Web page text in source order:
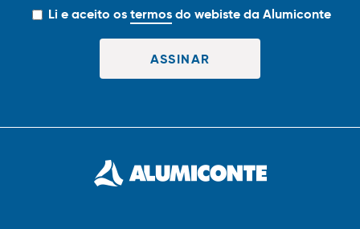
Li e aceito ostermosdo webiste da Alumiconte